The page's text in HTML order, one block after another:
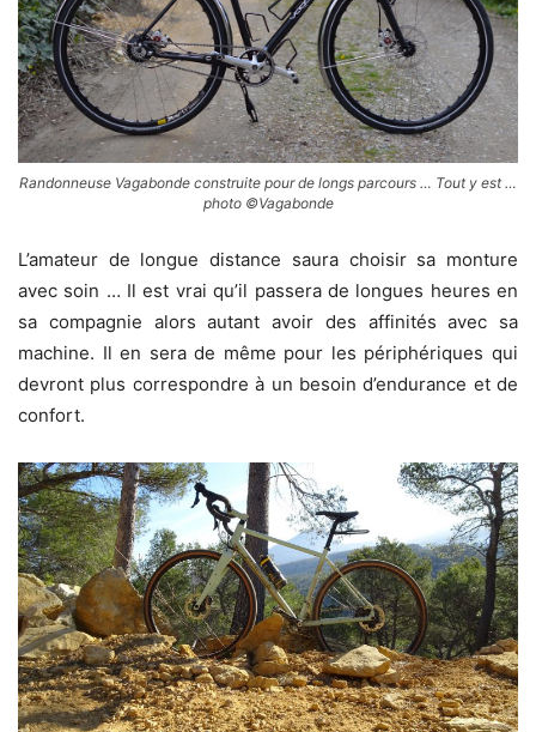
Randonneuse Vagabonde construite pour de longs parcours … Tout y est …
photo ©Vagabonde
L’amateur de longue distance saura choisir sa monture
avec soin … Il est vrai qu’il passera de longues heures en
sa compagnie alors autant avoir des affinités avec sa
machine. Il en sera de même pour les périphériques qui
devront plus correspondre à un besoin d’endurance et de
confort.